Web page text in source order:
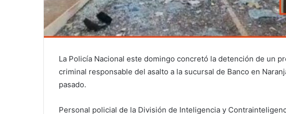
La Policía Nacional este domingo concretó la detención de un
criminal responsable del asalto a la sucursal de Banco en
pasado.
Personal policial de la División de Inteligencia y